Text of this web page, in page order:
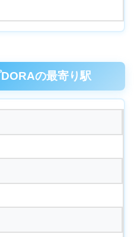
の最寄り駅